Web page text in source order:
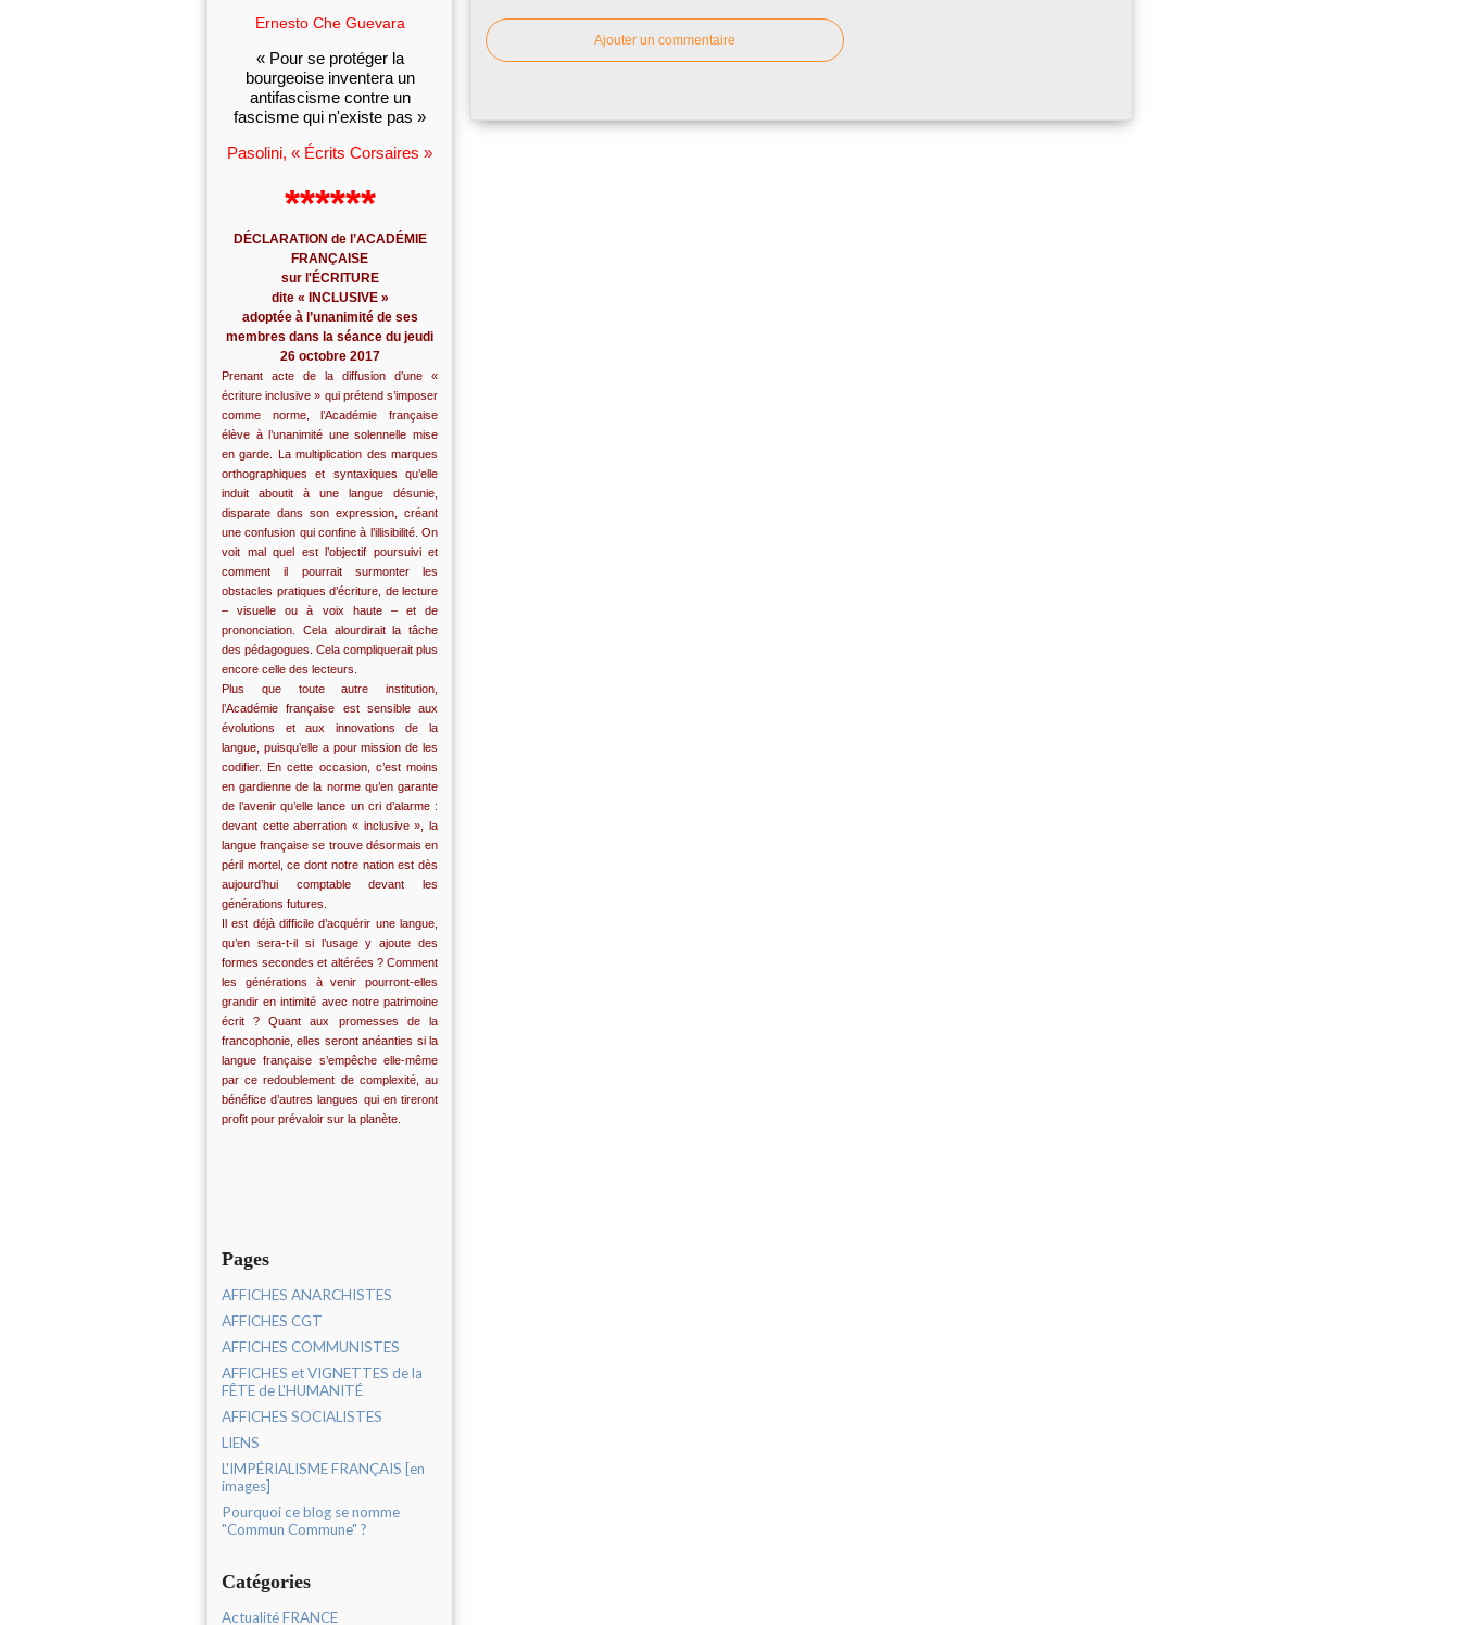
Ernesto Che Guevara
« Pour se protéger la
bourgeoise inventera un
antifascisme contre un
fascisme qui n'existe pas »
Pasolini, « Écrits Corsaires »
******
DÉCLARATION de l’ACADÉMIE
FRANÇAISE
sur l'ÉCRITURE
dite « INCLUSIVE »
adoptée à l’unanimité de ses
membres dans la séance du jeudi
26 octobre 2017
Prenant acte de la diffusion d’une «
écriture inclusive » qui prétend s’imposer
comme norme, l’Académie française
élève à l’unanimité une solennelle mise
en garde. La multiplication des marques
orthographiques et syntaxiques qu’elle
induit aboutit à une langue désunie,
disparate dans son expression, créant
une confusion qui confine à l’illisibilité. On
voit mal quel est l’objectif poursuivi et
comment il pourrait surmonter les
obstacles pratiques d’écriture, de lecture
– visuelle ou à voix haute – et de
prononciation. Cela alourdirait la tâche
des pédagogues. Cela compliquerait plus
encore celle des lecteurs.
Plus que toute autre institution,
l’Académie française est sensible aux
évolutions et aux innovations de la
langue, puisqu’elle a pour mission de les
codifier. En cette occasion, c’est moins
en gardienne de la norme qu’en garante
de l’avenir qu’elle lance un cri d’alarme :
devant cette aberration « inclusive », la
langue française se trouve désormais en
péril mortel, ce dont notre nation est dès
aujourd’hui comptable devant les
générations futures.
Il est déjà difficile d’acquérir une langue,
qu’en sera-t-il si l’usage y ajoute des
formes secondes et altérées ? Comment
les générations à venir pourront-elles
grandir en intimité avec notre patrimoine
écrit ? Quant aux promesses de la
francophonie, elles seront anéanties si la
langue française s’empêche elle-même
par ce redoublement de complexité, au
bénéfice d’autres langues qui en tireront
profit pour prévaloir sur la planète.
Pages
AFFICHES ANARCHISTES
AFFICHES CGT
AFFICHES COMMUNISTES
AFFICHES et VIGNETTES de la
FÊTE de L'HUMANITÉ
AFFICHES SOCIALISTES
LIENS
L'IMPÉRIALISME FRANÇAIS [en
images]
Pourquoi ce blog se nomme
"Commun Commune" ?
Catégories
Actualité FRANCE
Ajouter un commentaire